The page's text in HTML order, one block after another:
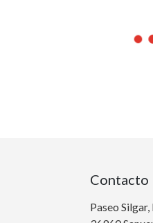
Contacto
Paseo Silgar,